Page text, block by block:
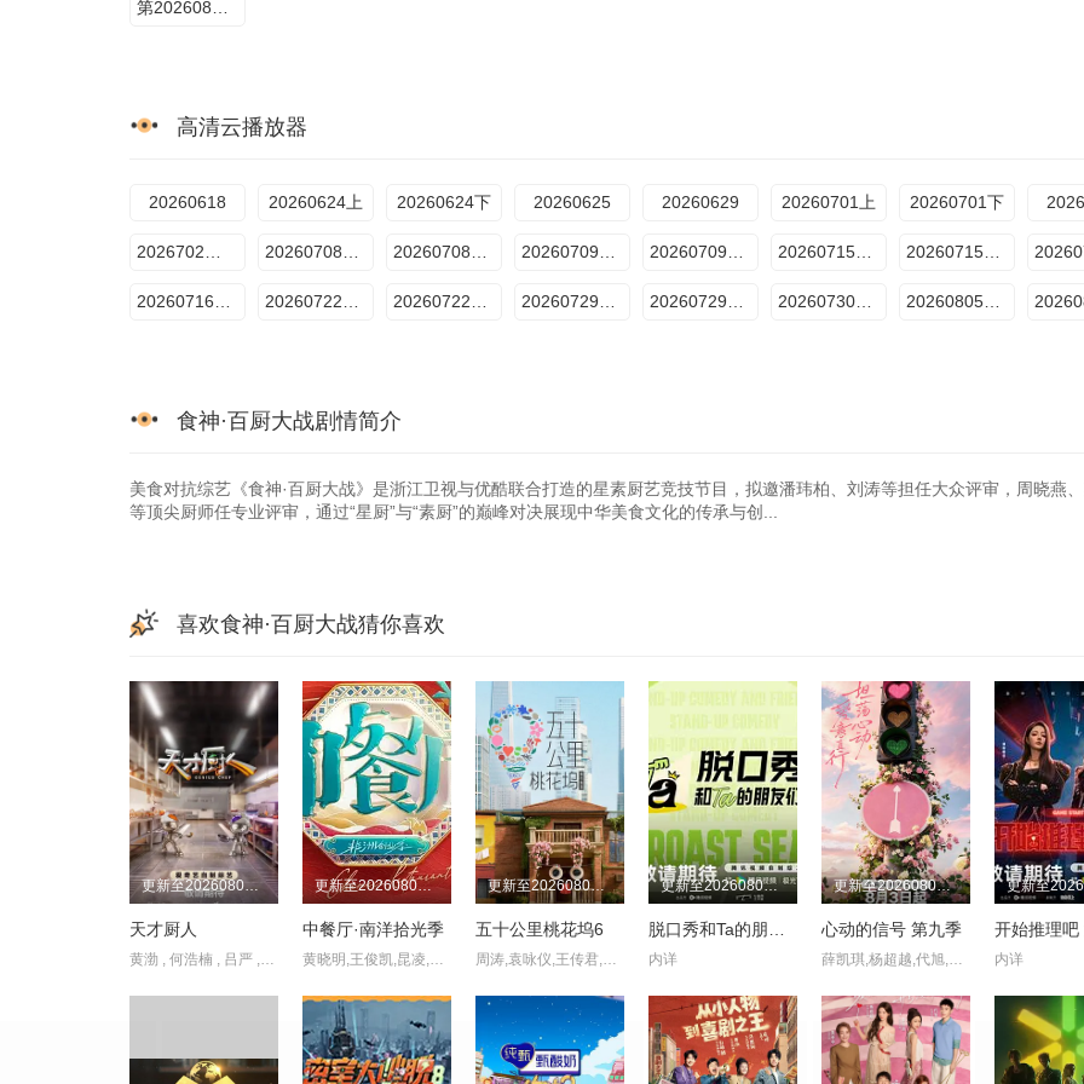
高清云播放器
20260618 20260624上 20260624下 20260625 20260629 20260701上 20260701下
20260715第4期上 20260715第4期下
20260730下饭纯享 20260805第7期上
食神·百厨大战剧情简介
美食对抗综艺《食神·百厨大战》是浙江卫视与优酷联合打造的星素厨艺竞技节目，拟邀潘玮柏、刘涛等担任大众评审，周晓燕
等顶尖厨师任专业评审，通过“星厨”与“素厨”的巅峰对决展现中华美食文化的传承与创...
喜欢食神·百厨大战猜你喜欢
更新至20260807第9期加更
天才厨人
黄渤 , 何浩楠 , 吕严 , 马頔 , 王祖蓝 , 杨超越 , 岳云鹏 , 张柏芝
更新至20260807(第8期)
中餐厅·南洋拾光季
黄晓明,王俊凯,昆凌,靳梦佳,张雅琪,林述巍,戴军,瞿颖,汪涵,尹浩宇,袁一琦
更新至20260807(特辑5)
五十公里桃花坞6
周涛,袁咏仪,王传君,彭冠英,萧敬腾,方媛,阿如那,徐志胜,李雪琴,李嘉琦,王子奇,滕哲,徐若晗,欧阳娜娜,陈鑫海,庾恩利,贺峻霖
更新至20260807(第7期上纯享)
脱口秀和Ta的朋友们 第三季
内详
更新至20260807(第1期陪看上)
心动的信号 第九季
薛凯琪,杨超越,代旭,杜海涛,张纯烨
开始推理吧
内详